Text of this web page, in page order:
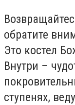
обратите
Это костел
Внутри –
ступенях,